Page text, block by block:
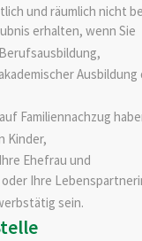
und räumlich nicht
erhalten, wenn Sie
Ausbildung
Familiennachzug
Kinder,
Ehefrau und
Ihre
sein.